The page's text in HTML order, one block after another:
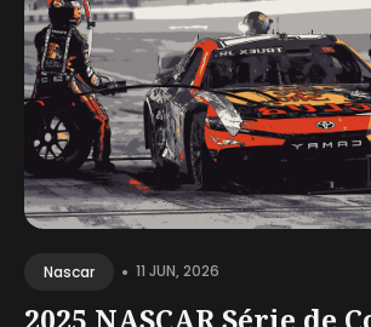
Nascar • 11 JUN, 2026